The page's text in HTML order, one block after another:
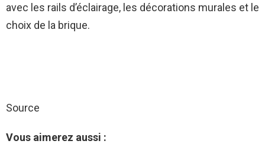
avec les rails d’éclairage, les décorations murales et le
choix de la brique.
Source
Vous aimerez aussi :